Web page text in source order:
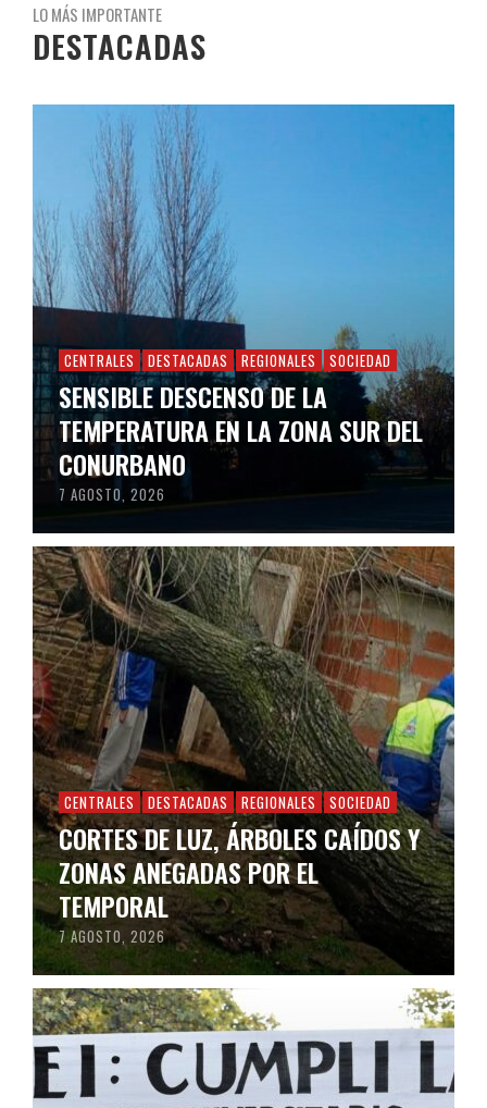
LO MÁS IMPORTANTE
DESTACADAS
CENTRALES DESTACADAS REGIONALES SOCIEDAD
SENSIBLE DESCENSO DE LA
TEMPERATURA EN LA ZONA SUR DEL
CONURBANO
7 AGOSTO, 2026
CENTRALES DESTACADAS REGIONALES SOCIEDAD
CORTES DE LUZ, ÁRBOLES CAÍDOS Y
ZONAS ANEGADAS POR EL
TEMPORAL
7 AGOSTO, 2026